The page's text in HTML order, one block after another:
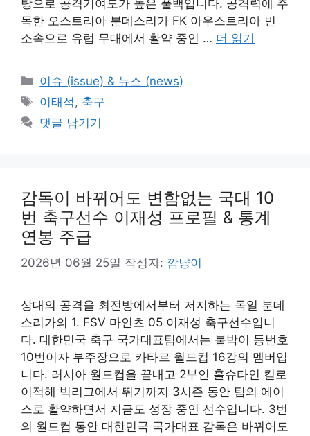
탕으로 공격기여도가 높은 풀백입니다. 공격력에 주
목한 오스트리아 분데스리가 FK 아우스트리아 빈
소속으로 유럽 무대에서 활약 중인 … 더 읽기
카
테
고
리
이슈 (issue) & 뉴스 (news)
태
그
이태석 , 축구
댓글 남기기
감독이 바뀌어도 변함없는 국대 10
번 축구선수 이재성 프로필 & 통계
연봉 주급
2026년 06월 25일 작성자: 깜냥이
상대의 공격을 최전방에서부터 저지하는 독일 분데
스리가의 1. FSV 마인츠 05 이재성 축구선수입니
다. 대한민국 축구 국가대표팀에서는 붙박이 등번호
10번이자 부주장으로 카타르 월드컵 16강의 멤버입
니다. 러시아 월드컵을 끝내고 2부인 홀슈타인 킬로
이적해 빅리그에서 뛰기까지 3시즌 동안 팀의 에이
스로 활약하면서 지금도 성장 중인 선수입니다. 3번
의 월드컵 동안 대한민국 국가대표 감독은 바뀌어도